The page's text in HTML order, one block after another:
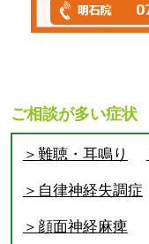
ご相談が多い症状
＞難聴・耳鳴り
＞自律神経失調症
＞顔面神経麻痺